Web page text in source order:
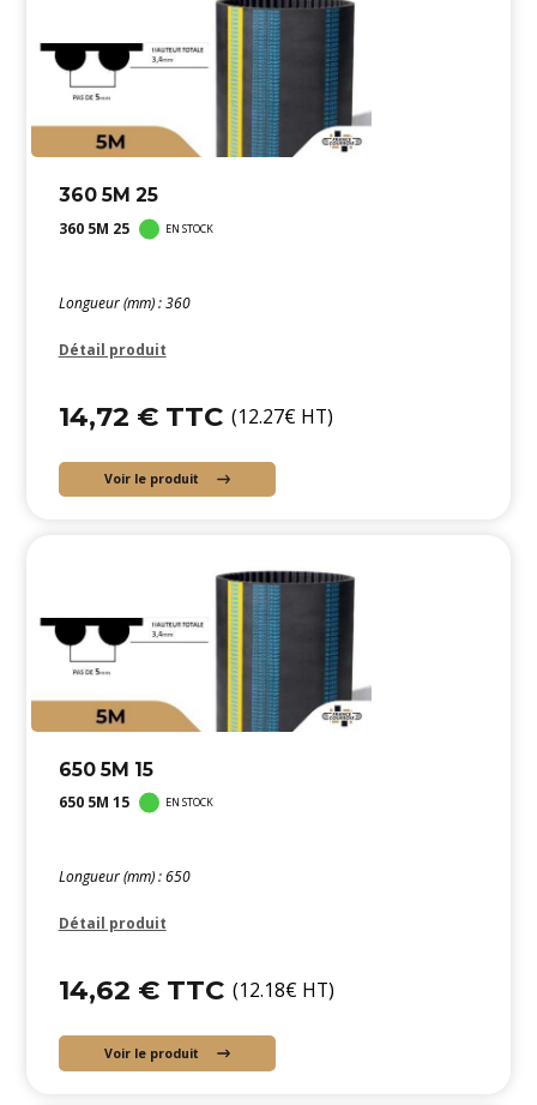
360 5M 25
360 5M 25 EN STOCK
Longueur (mm) : 360
Détail produit
14,72 € TTC (12.27€ HT)
Voir le produit
650 5M 15
650 5M 15 EN STOCK
Longueur (mm) : 650
Détail produit
14,62 € TTC (12.18€ HT)
Voir le produit